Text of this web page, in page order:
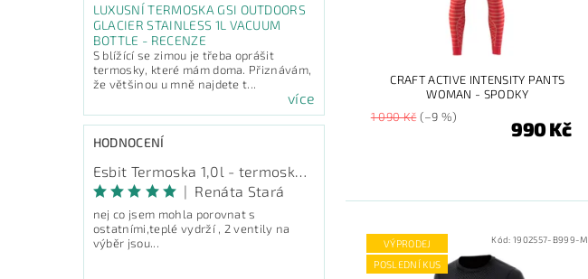
LUXUSNÍ TERMOSKA GSI OUTDOORS
GLACIER STAINLESS 1L VACUUM
BOTTLE - RECENZE
S blížící se zimou je třeba oprášit
termosky, které mám doma. Přiznávám,
že většinou u mně najdete t...
více
HODNOCENÍ
| Renáta Stará
nej co jsem mohla porovnat s
ostatními,teplé vydrží , 2 ventily na
výběr jsou...
CRAFT ACTIVE INTENSITY PANTS
WOMAN - SPODKY
1 090 Kč(–9 %)
990 Kč
VÝPRODEJ
POSLEDNÍ KUS
Kód: 1902557-B999-M